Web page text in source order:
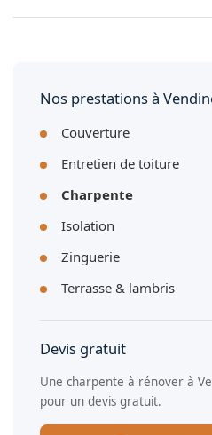
Nos prestations à
Couverture
Entretien de toiture
Charpente
Isolation
Zinguerie
Terrasse & lambris
Devis gratuit
Une charpente à rénover à
pour un devis gratuit.